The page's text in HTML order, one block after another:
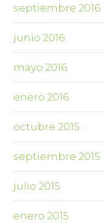
septiembre 2016
junio 2016
mayo 2016
enero 2016
octubre 2015
septiembre 2015
julio 2015
enero 2015